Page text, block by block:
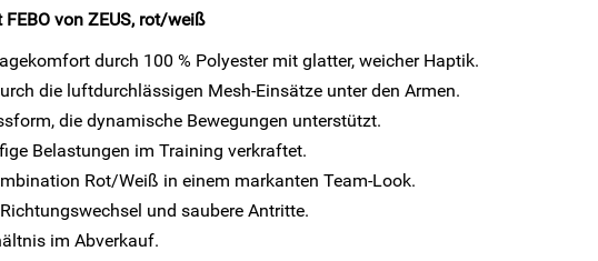
von ZEUS, rot/weiß
durch 100 % Polyester mit glatter, weicher Haptik.
die luftdurchlässigen Mesh-Einsätze unter den Armen.
die dynamische Bewegungen unterstützt.
Belastungen im Training verkraftet.
Rot/Weiß in einem markanten Team-Look.
und saubere Antritte.
im Abverkauf.